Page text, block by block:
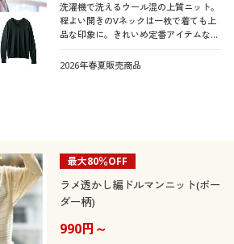
リック
下着
ス服
ス下着
服
らのご注文
(3〜3.9)
LL 3L
洗濯機で洗えるウール混の上質ニット。
程よい開きのVネックは一枚で着ても上
品な印象に。きれいめ定番アイテムなが
ら、袖口リブのボタン使いが小粋なアク
セント!
2026年春夏販売商品
最大80％OFF
ラメ透かし編ドルマンニット(ボー
ダー柄)
990円～